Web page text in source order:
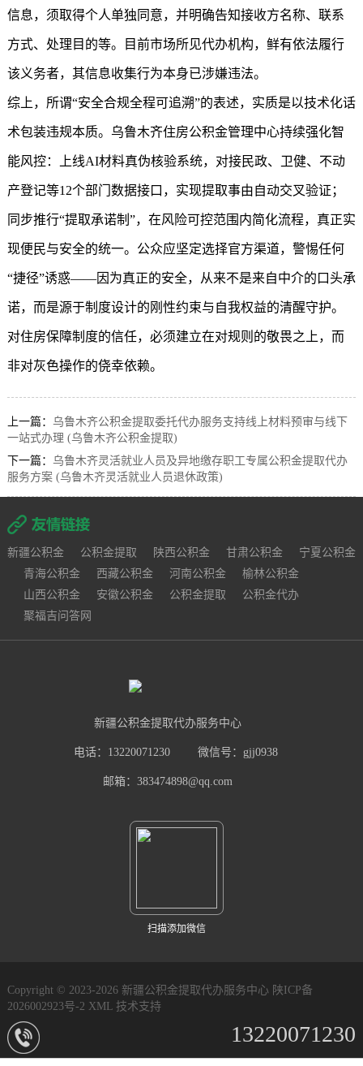
信息，须取得个人单独同意，并明确告知接收方名称、联系
方式、处理目的等。目前市场所见代办机构，鲜有依法履行
该义务者，其信息收集行为本身已涉嫌违法。
综上，所谓“安全合规全程可追溯”的表述，实质是以技术化话
术包装违规本质。乌鲁木齐住房公积金管理中心持续强化智
能风控：上线AI材料真伪核验系统，对接民政、卫健、不动
产登记等12个部门数据接口，实现提取事由自动交叉验证；
同步推行“提取承诺制”，在风险可控范围内简化流程，真正实
现便民与安全的统一。公众应坚定选择官方渠道，警惕任何
“捷径”诱惑——因为真正的安全，从来不是来自中介的口头承
诺，而是源于制度设计的刚性约束与自我权益的清醒守护。
对住房保障制度的信任，必须建立在对规则的敬畏之上，而
非对灰色操作的侥幸依赖。
上一篇： 乌鲁木齐公积金提取委托代办服务支持线上材料预审与线下
一站式办理 (乌鲁木齐公积金提取)
下一篇： 乌鲁木齐灵活就业人员及异地缴存职工专属公积金提取代办
服务方案 (乌鲁木齐灵活就业人员退休政策)
新疆公积金 公积金提取 陕西公积金 甘肃公积金
宁夏公积金
青海公积金
西藏公积金 河南公积金
榆林公积金
山西公积金
安徽公积金 公积金提取
公积金代办
聚福吉问答网
新疆公积金提取代办服务中心
电话：13220071230 微信号：gjj0938
邮箱：383474898@qq.com
扫描添加微信
Copyright © 2023-2026 新疆公积金提取代办服务中心 陕ICP备
2026002923号-2 XML 技术支持
13220071230